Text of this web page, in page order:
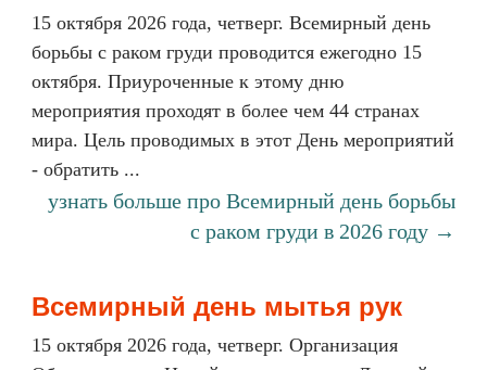
15 октября 2026 года, четверг. Всемирный день
борьбы с раком груди проводится ежегодно 15
октября. Приуроченные к этому дню
мероприятия проходят в более чем 44 странах
мира. Цель проводимых в этот День мероприятий
- обратить ...
узнать больше про Всемирный день борьбы
с раком груди в 2026 году →
Всемирный день мытья рук
15 октября 2026 года, четверг. Организация